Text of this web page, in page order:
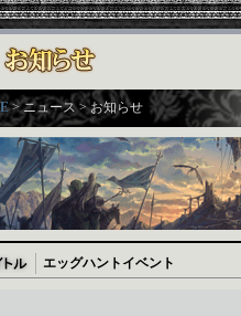
> ニュース > お知らせ
エッグハントイベント